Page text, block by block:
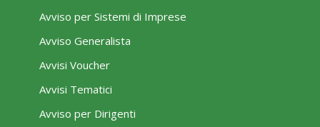
Avviso per Sistemi di Imprese
Avviso Generalista
Avvisi Voucher
Avvisi Tematici
Avviso per Dirigenti